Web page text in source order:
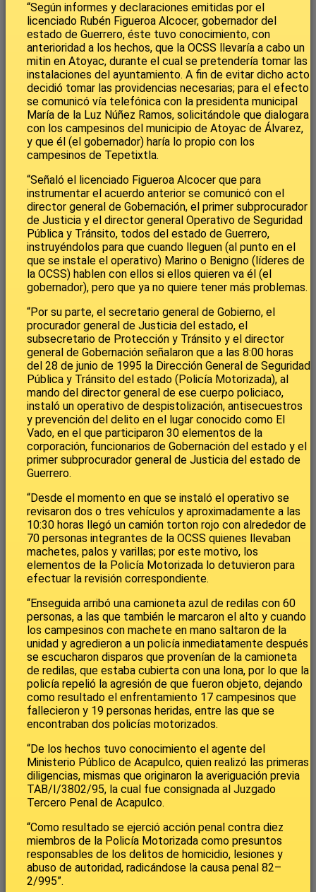
“Según informes y declaraciones emitidas por el
licenciado Rubén Figueroa Alcocer, gobernador del
estado de Guerrero, éste tuvo conocimiento, con
anterioridad a los hechos, que la OCSS llevaría a cabo un
mitin en Atoyac, durante el cual se pretendería tomar las
instalaciones del ayuntamiento. A fin de evitar dicho acto
decidió tomar las providencias necesarias; para el efecto
se comunicó vía telefónica con la presidenta municipal
María de la Luz Núñez Ramos, solicitándole que dialogara
con los campesinos del municipio de Atoyac de Álvarez,
y que él (el gobernador) haría lo propio con los
campesinos de Tepetixtla.
“Señaló el licenciado Figueroa Alcocer que para
instrumentar el acuerdo anterior se comunicó con el
director general de Gobernación, el primer subprocurador
de Justicia y el director general Operativo de Seguridad
Pública y Tránsito, todos del estado de Guerrero,
instruyéndolos para que cuando lleguen (al punto en el
que se instale el operativo) Marino o Benigno (líderes de
la OCSS) hablen con ellos si ellos quieren va él (el
gobernador), pero que ya no quiere tener más problemas.
“Por su parte, el secretario general de Gobierno, el
procurador general de Justicia del estado, el
subsecretario de Protección y Tránsito y el director
general de Gobernación señalaron que a las 8:00 horas
del 28 de junio de 1995 la Dirección General de Seguridad
Pública y Tránsito del estado (Policía Motorizada), al
mando del director general de ese cuerpo policiaco,
instaló un operativo de despistolización, antisecuestros
y prevención del delito en el lugar conocido como El
Vado, en el que participaron 30 elementos de la
corporación, funcionarios de Gobernación del estado y el
primer subprocurador general de Justicia del estado de
Guerrero.
“Desde el momento en que se instaló el operativo se
revisaron dos o tres vehículos y aproximadamente a las
10:30 horas llegó un camión torton rojo con alrededor de
70 personas integrantes de la OCSS quienes llevaban
machetes, palos y varillas; por este motivo, los
elementos de la Policía Motorizada lo detuvieron para
efectuar la revisión correspondiente.
“Enseguida arribó una camioneta azul de redilas con 60
personas, a las que también le marcaron el alto y cuando
los campesinos con machete en mano saltaron de la
unidad y agredieron a un policía inmediatamente después
se escucharon disparos que provenían de la camioneta
de redilas, que estaba cubierta con una lona, por lo que la
policía repelió la agresión de que fueron objeto, dejando
como resultado el enfrentamiento 17 campesinos que
fallecieron y 19 personas heridas, entre las que se
encontraban dos policías motorizados.
“De los hechos tuvo conocimiento el agente del
Ministerio Público de Acapulco, quien realizó las primeras
diligencias, mismas que originaron la averiguación previa
TAB/I/3802/95, la cual fue consignada al Juzgado
Tercero Penal de Acapulco.
“Como resultado se ejerció acción penal contra diez
miembros de la Policía Motorizada como presuntos
responsables de los delitos de homicidio, lesiones y
abuso de autoridad, radicándose la causa penal 82–
2/995”.